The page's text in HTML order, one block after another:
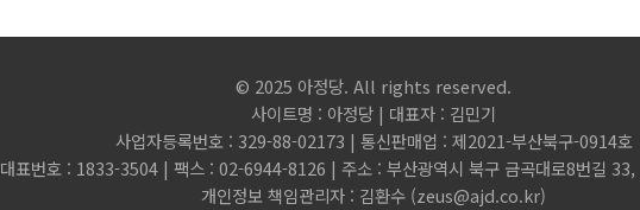
© 2025 아정당. All rights reserved.
사이트명 : 아정당 | 대표자 : 김민기
사업자등록번호 : 329-88-02173 | 통신판매업 : 제2021-부산북구-0914호
대표번호 : 1833-3504 | 팩스 : 02-6944-8126 | 주소 : 부산광역시 북구 금곡대로8번길 33,
개인정보 책임관리자 : 김환수 (zeus@ajd.co.kr)